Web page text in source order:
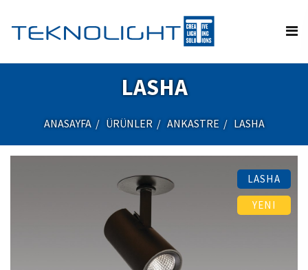
LASHA
ANASAYFA ÜRÜNLER ANKASTRE LASHA
LASHA
YENI